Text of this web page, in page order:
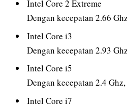
Intel Core 2 Extreme
Dengan kecepatan 2.66
Intel Core i3
Dengan kecepatan 2.93
Intel Core i5
Dengan kecepatan 2.4
Intel Core i7